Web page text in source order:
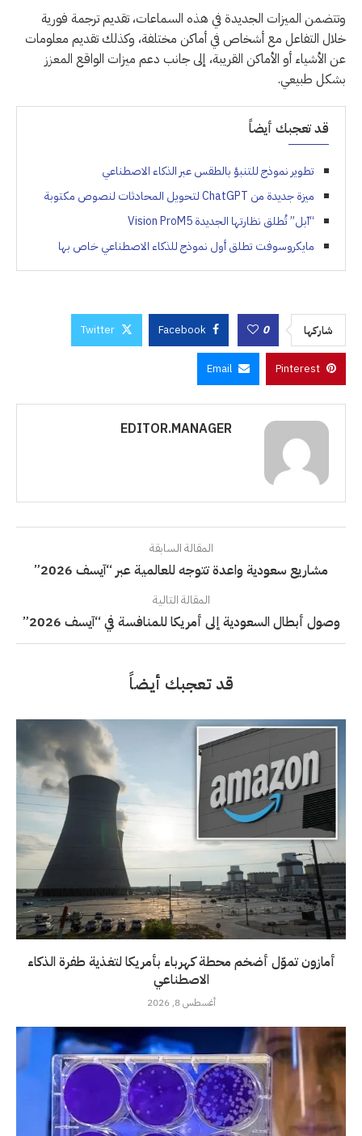
وتتضمن الميزات الجديدة في هذه السماعات، تقديم ترجمة فورية
خلال التفاعل مع أشخاص في أماكن مختلفة، وكذلك تقديم معلومات
عن الأشياء أو الأماكن القريبة، إلى جانب دعم ميزات الواقع المعزز
بشكل طبيعي.
قد تعجبك أيضاً
تطوير نموذج للتنبؤ بالطقس عبر الذكاء الاصطناعي
ميزة جديدة من ChatGPT لتحويل المحادثات لنصوص مكتوبة
“آبل” تُطلق نظارتها الجديدة Vision ProM5
مايكروسوفت تطلق أول نموذج للذكاء الاصطناعي خاص بها
شاركها 0
Facebook
Twitter
Pinterest
Email
EDITOR.MANAGER
المقالة السابقة
مشاريع سعودية واعدة تتوجه للعالمية عبر “آيسف 2026”
المقالة التالية
وصول أبطال السعودية إلى أمريكا للمنافسة في “آيسف 2026”
قد تعجبك أيضاً
أمازون تموّل أضخم محطة كهرباء بأمريكا لتغذية طفرة الذكاء
الاصطناعي
أغسطس 8, 2026